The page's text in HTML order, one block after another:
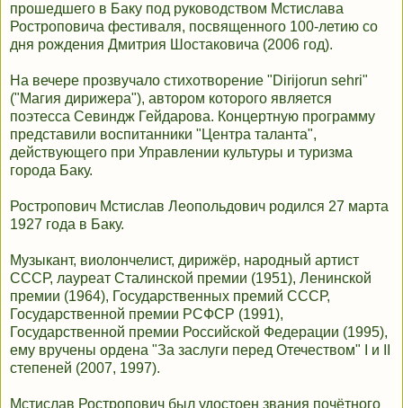
прошедшего в Баку под руководством Мстислава
Ростроповича фестиваля, посвященного 100-летию со
дня рождения Дмитрия Шостаковича (2006 год).
На вечере прозвучало стихотворение "Dirijorun sehri"
("Магия дирижера"), автором которого является
поэтесса Севиндж Гейдарова. Концертную программу
представили воспитанники "Центра таланта",
действующего при Управлении культуры и туризма
города Баку.
Ростропович Мстислав Леопольдович родился 27 марта
1927 года в Баку.
Музыкант, виолончелист, дирижёр, народный артист
СССР, лауреат Сталинской премии (1951), Ленинской
премии (1964), Государственных премий СССР,
Государственной премии РСФСР (1991),
Государственной премии Российской Федерации (1995),
ему вручены ордена "За заслуги перед Отечеством" I и II
степеней (2007, 1997).
Мстислав Ростропович был удостоен звания почётного